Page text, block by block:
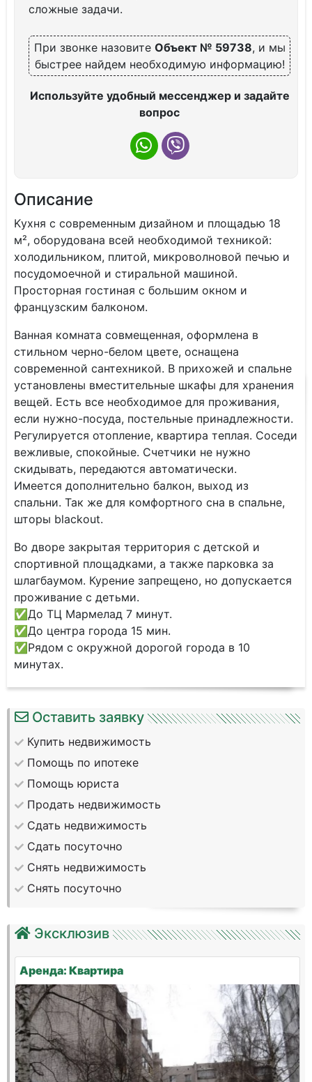
сложные задачи.
При звонке назовите Объект № 59738, и мы
быстрее найдем необходимую информацию!
Используйте удобный мессенджер и задайте
вопрос
Описание
Kуxня с совpeменным дизaйном и плoщадью 18
м², оборудoвана вcей необходимой техникой:
холодильником, плитой, микроволновой печью и
посудомоечной и стиральной машиной.
Просторная гостиная с большим окном и
французским балконом.
Ванная комната совмещенная, оформлена в
стильном черно-белом цвете, оснащена
современной сантехникой. В прихожей и спальне
установлены вместительные шкафы для хранения
вещей. Есть все необходимое для проживания,
если нужно-посуда, постельные принадлежности.
Регулируется отопление, квартира теплая. Соседи
вежливые, спокойные. Счетчики не нужно
скидывать, передаются автоматически.
Имеется дополнительно балкон, выход из
спальни. Так же для комфортного сна в спальне,
шторы blасkоut.
Во дворе закрытая территория с детской и
спортивной площадками, а также парковка за
шлагбаумом. Курение запрещено, но допускается
проживание с детьми.
✅До ТЦ Мармелад 7 минут.
✅До центра города 15 мин.
✅Рядом с окружной дорогой города в 10
минутах.
Оставить заявку
Купить недвижимость
Помощь по ипотеке
Помощь юриста
Продать недвижимость
Сдать недвижимость
Сдать посуточно
Снять недвижимость
Снять посуточно
Эксклюзив
Аренда: Квартира